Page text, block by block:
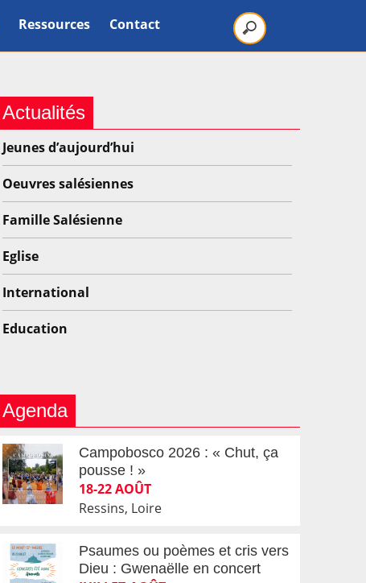
Ressources Contact
Actualités
Jeunes d’aujourd’hui
Oeuvres salésiennes
Famille Salésienne
Eglise
International
Education
Agenda
Campobosco 2026 : « Chut, ça
pousse ! »
18-22 AOÛT
Ressins, Loire
Psaumes ou poèmes et cris vers
Dieu : Gwenaëlle en concert